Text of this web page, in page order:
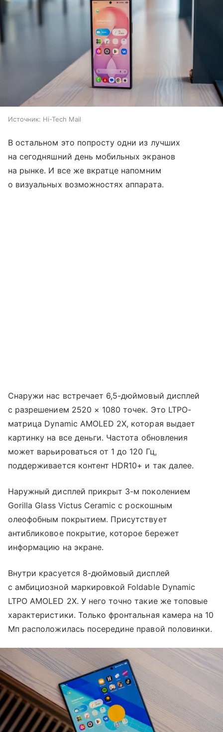
Источник: Hi-Tech Mail
В остальном это попросту одни из лучших
на сегодняшний день мобильных экранов
на рынке. И все же вкратце напомним
о визуальных возможностях аппарата.
Снаружи нас встречает 6,5-дюймовый дисплей
с разрешением 2520 × 1080 точек. Это LTPO-
матрица Dynamic AMOLED 2X, которая выдает
картинку на все деньги. Частота обновления
может варьироваться от 1 до 120 Гц,
поддерживается контент HDR10+ и так далее.
Наружный дисплей прикрыт 3-м поколением
Gorilla Glass Victus Ceramic с роскошным
олеофобным покрытием. Присутствует
антибликовое покрытие, которое бережет
информацию на экране.
Внутри красуется 8-дюймовый дисплей
с амбициозной маркировкой Foldable Dynamic
LTPO AMOLED 2X. У него точно такие же топовые
характеристики. Только фронтальная камера на 10
Мп расположилась посередине правой половинки.